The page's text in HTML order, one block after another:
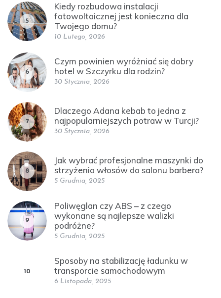
5
Kiedy rozbudowa instalacji
fotowoltaicznej jest konieczna dla
Twojego domu?
10 Lutego, 2026
6
Czym powinien wyróżniać się dobry
hotel w Szczyrku dla rodzin?
30 Stycznia, 2026
7
Dlaczego Adana kebab to jedna z
najpopularniejszych potraw w Turcji?
30 Stycznia, 2026
8
Jak wybrać profesjonalne maszynki do
strzyżenia włosów do salonu barbera?
5 Grudnia, 2025
9
Poliwęglan czy ABS – z czego
wykonane są najlepsze walizki
podróżne?
5 Grudnia, 2025
10
Sposoby na stabilizację ładunku w
transporcie samochodowym
6 Listopada, 2025